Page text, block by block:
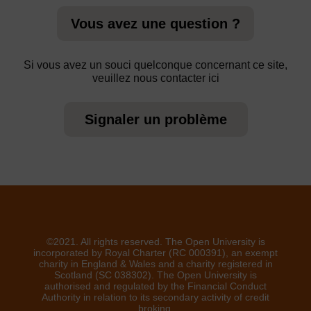
Vous avez une question ?
Si vous avez un souci quelconque concernant ce site,
veuillez nous contacter ici
Signaler un problème
©2021. All rights reserved. The Open University is
incorporated by Royal Charter (RC 000391), an exempt
charity in England & Wales and a charity registered in
Scotland (SC 038302). The Open University is
authorised and regulated by the Financial Conduct
Authority in relation to its secondary activity of credit
broking.